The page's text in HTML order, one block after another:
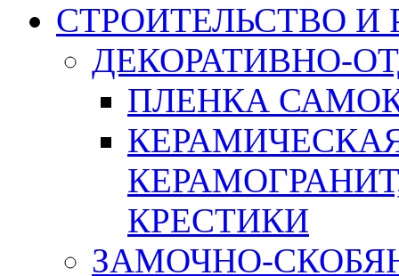
СТРОИТЕЛЬСТВО И
ДЕКОРАТИВНО-
ПЛЕНКА
КРЕСТИКИ
ЗАМОЧНО-